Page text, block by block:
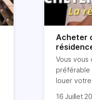
Acheter
règle
révélée
Vous vous
préférable
louer
16 Juillet